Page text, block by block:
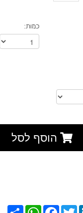
כמות:
הוסף לסל
שתף
WhatsAppFacebook Twitter